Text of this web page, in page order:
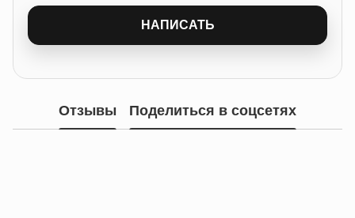
НАПИСАТЬ
Отзывы Поделиться в соцсетях